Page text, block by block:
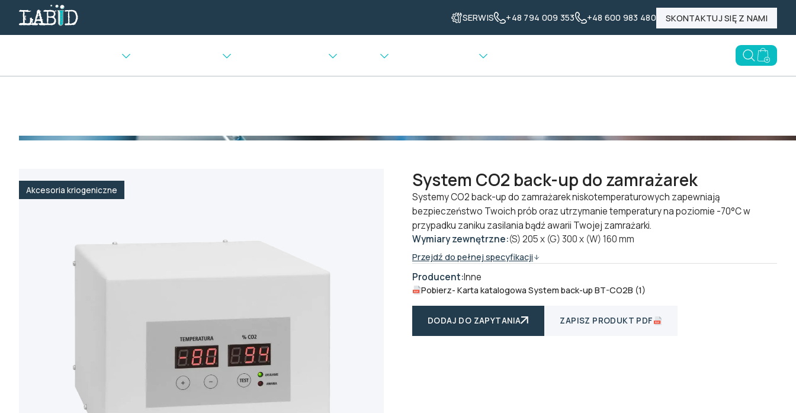
SERWIS +48 794 009 353 +48 600 983 480 SKONTAKTUJ SIĘ Z NAMI
OpenGo to
Akcesoria kriogeniczne System CO2 back-up do zamrażarek
Systemy CO2 back-up do zamrażarek niskotemperaturowych zapewniają
bezpieczeństwo Twoich prób oraz utrzymanie temperatury na poziomie -70°C w
przypadku zaniku zasilania bądź awarii Twojej zamrażarki.
Wymiary zewnętrzne:(S) 205 x (G) 300 x (W) 160 mm
Przejdź do pełnej specyfikacji
Producent:Inne
Pobierz- Karta katalogowa System back-up BT-CO2B (1)
DODAJ DO ZAPYTANIA ZAPISZ PRODUKT PDF